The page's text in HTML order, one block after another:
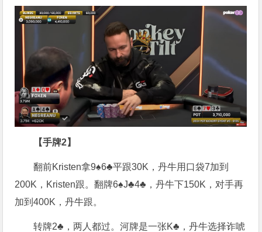
【手牌2】
翻前Kristen拿9♠6♣平跟30K，丹牛用口袋7加到
200K，Kristen跟。翻牌6♠J♣4♣，丹牛下150K，对手再
加到400K，丹牛跟。
转牌2♣，两人都过。河牌是一张K♣，丹牛选择诈唬